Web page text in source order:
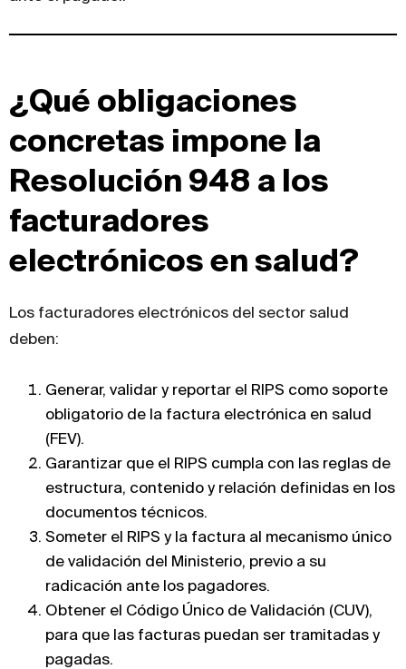
¿Qué obligaciones
concretas impone la
Resolución 948 a los
facturadores
electrónicos en salud?
Los facturadores electrónicos del sector salud
deben:
Generar, validar y reportar el RIPS como soporte
obligatorio de la factura electrónica en salud
(FEV).
Garantizar que el RIPS cumpla con las reglas de
estructura, contenido y relación definidas en los
documentos técnicos.
Someter el RIPS y la factura al mecanismo único
de validación del Ministerio, previo a su
radicación ante los pagadores.
Obtener el Código Único de Validación (CUV),
para que las facturas puedan ser tramitadas y
pagadas.